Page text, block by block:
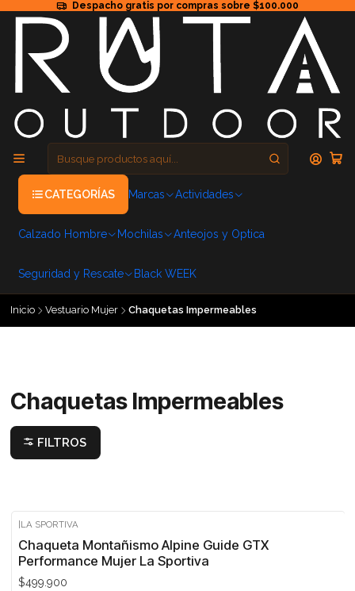
Despacho gratis por compras sobre $100.000
CATEGORÍAS Marcas Actividades
Calzado Hombre Mochilas Anteojos y Optica
Seguridad y Rescate Black WEEK
Inicio Vestuario Mujer Chaquetas Impermeables
Chaquetas Impermeables
FILTROS
|LA SPORTIVA
Chaqueta Montañismo Alpine Guide GTX
Performance Mujer La Sportiva
$499.900